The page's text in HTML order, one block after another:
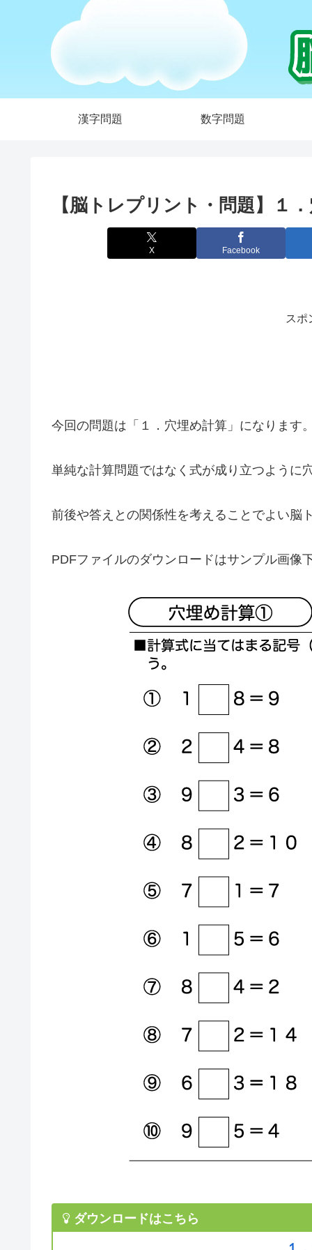
漢字問題 数字問題
【脳トレプリント・問題】１
X Facebook
スポ
今回の問題は「１．穴埋め計算」になります。
単純な計算問題ではなく式が成り立つように
前後や答えとの関係性を考えることでよい脳
PDFファイルのダウンロードはサンプル画像
ダウンロードはこちら